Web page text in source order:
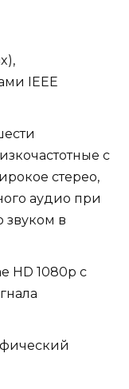
IEEE
с
стерео,
аудио при
звуком в
HD 1080p c